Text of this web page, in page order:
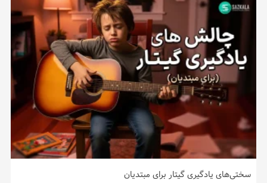
سختی‌های یادگیری گیتار برای مبتدیان